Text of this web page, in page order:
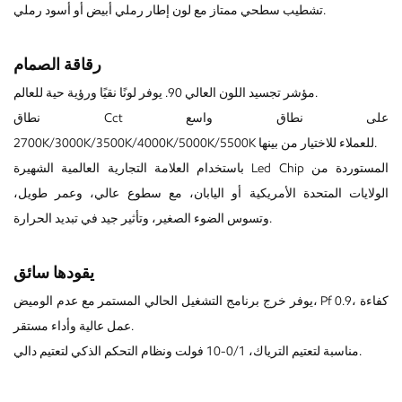
تشطيب سطحي ممتاز مع لون إطار رملي أبيض أو أسود رملي.
رقاقة الصمام
مؤشر تجسيد اللون العالي 90. يوفر لونًا نقيًا ورؤية حية للعالم.
نطاق Cct على نطاق واسع
2700K/3000K/3500K/4000K/5000K/5500K للعملاء للاختيار من بينها.
باستخدام العلامة التجارية العالمية الشهيرة Led Chip المستوردة من
الولايات المتحدة الأمريكية أو اليابان، مع سطوع عالي، وعمر طويل،
وتسوس الضوء الصغير، وتأثير جيد في تبديد الحرارة.
يقودها سائق
يوفر خرج برنامج التشغيل الحالي المستمر مع عدم الوميض، Pf 0.9، كفاءة
عمل عالية وأداء مستقر.
مناسبة لتعتيم الترياك، 0/1-10 فولت ونظام التحكم الذكي لتعتيم دالي.